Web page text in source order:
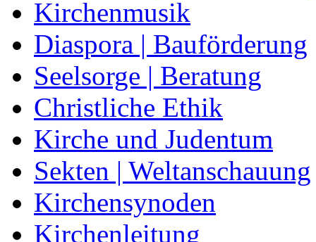
Kirchenmusik
Diaspora | Bauförderung
Seelsorge | Beratung
Christliche Ethik
Kirche und Judentum
Sekten | Weltanschauung
Kirchensynoden
Kirchenleitung